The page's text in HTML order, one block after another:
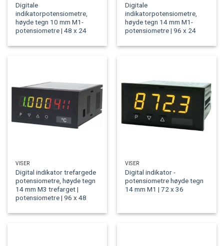
Digitale
indikatorpotensiometre,
høyde tegn 10 mm M1-
potensiometre | 48 x 24
Digitale
indikatorpotensiometre,
høyde tegn 14 mm M1-
potensiometre | 96 x 24
VISER
Digital indikator trefargede
potensiometre, høyde tegn
14 mm M3 trefarget |
potensiometre | 96 x 48
VISER
Digital indikator -
potensiometre høyde tegn
14 mm M1 | 72 x 36